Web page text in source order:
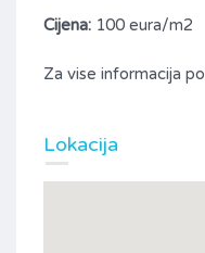
Cijena: 100 eura/m2
Za vise informacija
Lokacija